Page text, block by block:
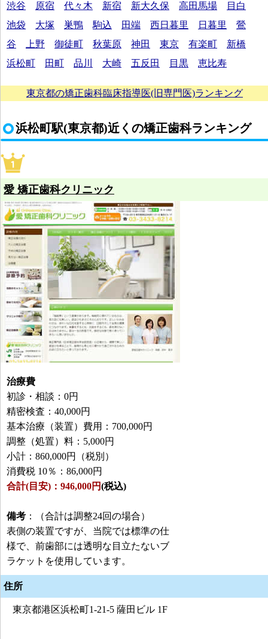
渋谷
原宿 代々木 新宿 新大久保 高田馬場
目白
池袋
大塚 巣鴨 駒込 田端 西日暮里 日暮里
鶯
谷
上野 御徒町 秋葉原 神田 東京 有楽町
新橋
浜松町
田町 品川 大崎 五反田 目黒 恵比寿
東京都の矯正歯科臨床指導医(旧専門医)ランキング
浜松町駅(東京都)近くの矯正歯科ランキング
愛 矯正歯科クリニック
治療費
初診・相談：0円
精密検査：40,000円
基本治療（装置）費用：700,000円
調整（処置）料：5,000円
小計：860,000円（税別）
消費税 10％：86,000円
合計(目安)：946,000円(税込)
備考 ：（合計は調整24回の場合）
表側の装置ですが、当院では標準の仕
様で、前歯部には透明な目立たないブ
ラケットを使用しています。
住所
東京都港区浜松町1-21-5 薩田ビル 1F